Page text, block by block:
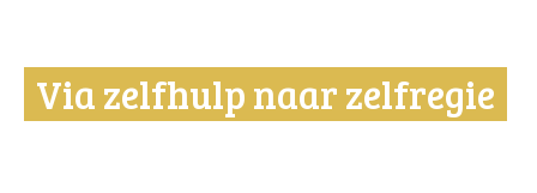
Via zelfhulp naar zelfregie